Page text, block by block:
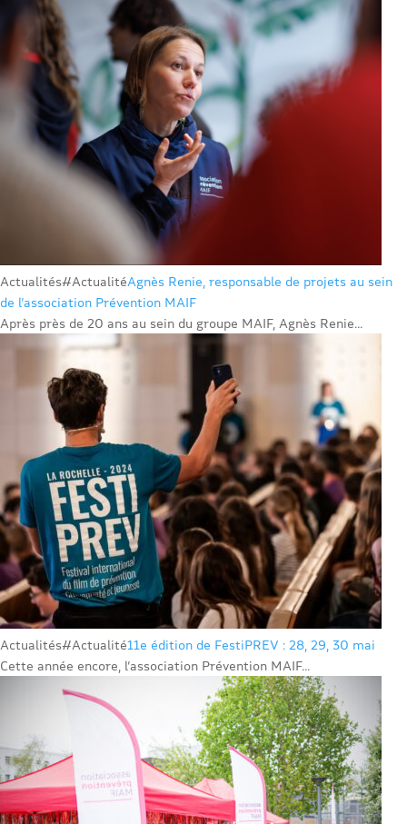
Actualités#ActualitéAgnès Renie, responsable de projets au sein
de l’association Prévention MAIF
Après près de 20 ans au sein du groupe MAIF, Agnès Renie...
Actualités#Actualité11e édition de FestiPREV : 28, 29, 30 mai
Cette année encore, l’association Prévention MAIF...